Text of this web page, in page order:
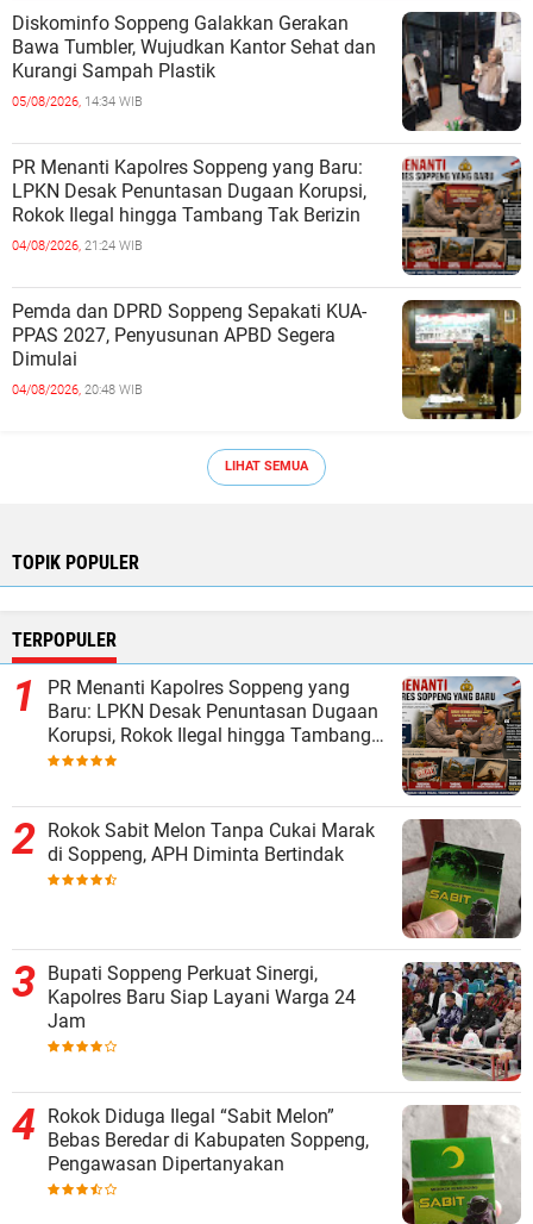
Diskominfo Soppeng Galakkan Gerakan
Bawa Tumbler, Wujudkan Kantor Sehat dan
Kurangi Sampah Plastik
05/08/2026, 14:34 WIB
PR Menanti Kapolres Soppeng yang Baru:
LPKN Desak Penuntasan Dugaan Korupsi,
Rokok Ilegal hingga Tambang Tak Berizin
04/08/2026, 21:24 WIB
Pemda dan DPRD Soppeng Sepakati KUA-
PPAS 2027, Penyusunan APBD Segera
Dimulai
04/08/2026, 20:48 WIB
LIHAT SEMUA
TOPIK POPULER
TERPOPULER
PR Menanti Kapolres Soppeng yang
Baru: LPKN Desak Penuntasan Dugaan
Korupsi, Rokok Ilegal hingga Tambang
Tak Berizin
Rokok Sabit Melon Tanpa Cukai Marak
di Soppeng, APH Diminta Bertindak
Bupati Soppeng Perkuat Sinergi,
Kapolres Baru Siap Layani Warga 24
Jam
Rokok Diduga Ilegal “Sabit Melon”
Bebas Beredar di Kabupaten Soppeng,
Pengawasan Dipertanyakan